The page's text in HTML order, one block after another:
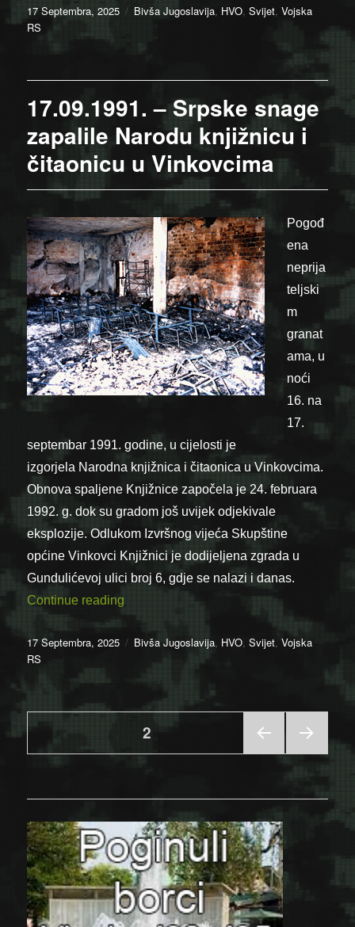
Posted
on
17 Septembra, 2025 Categories
Bivša Jugoslavija, HVO,Svijet,Vojska
RS
17.09.1991. – Srpske snage
zapalile Narodu knjižnicu i
čitaonicu u Vinkovcima
Pogođ
ena
neprija
teljski
m
granat
ama, u
noći
16. na
17.
septembar 1991. godine, u cijelosti je
izgorjela Narodna knjižnica i čitaonica u Vinkovcima.
Obnova spaljene Knjižnice započela je 24. februara
1992. g. dok su gradom još uvijek odjekivale
eksplozije. Odlukom Izvršnog vijeća Skupštine
općine Vinkovci Knjižnici je dodijeljena zgrada u
Gundulićevoj ulici broj 6, gdje se nalazi i danas.
Continue reading “17.09.1991. – Srpske snage zapalile
Posted
on
17 Septembra, 2025 Categories
Bivša Jugoslavija, HVO,Svijet,Vojska
RS
Posts
pagination
PAGE2
NEX
T
PAGE